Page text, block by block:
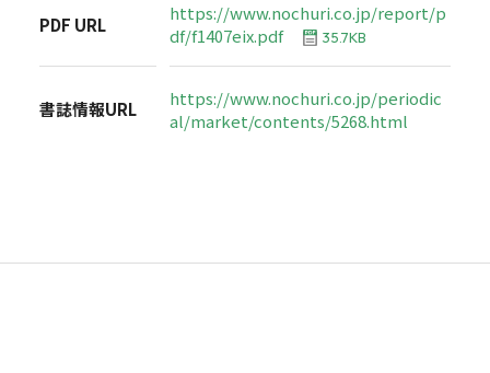
PDF URL
https://www.nochuri.co.jp/report/p
df/f1407eix.pdf
35.7KB
書誌情報URL
https://www.nochuri.co.jp/periodic
al/market/contents/5268.html